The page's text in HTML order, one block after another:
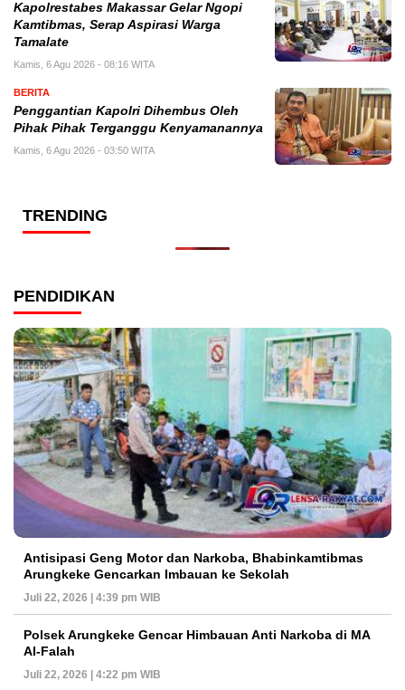
Kapolrestabes Makassar Gelar Ngopi
Kamtibmas, Serap Aspirasi Warga
Tamalate
Kamis, 6 Agu 2026 - 08:16 WITA
BERITA
Penggantian Kapolri Dihembus Oleh
Pihak Pihak Terganggu Kenyamanannya
Kamis, 6 Agu 2026 - 03:50 WITA
TRENDING
PENDIDIKAN
Antisipasi Geng Motor dan Narkoba, Bhabinkamtibmas
Arungkeke Gencarkan Imbauan ke Sekolah
Juli 22, 2026 | 4:39 pm WIB
Polsek Arungkeke Gencar Himbauan Anti Narkoba di MA
Al-Falah
Juli 22, 2026 | 4:22 pm WIB